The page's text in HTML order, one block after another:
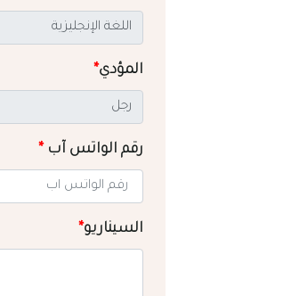
المؤدي*
رقم الواتس آب*
السيناريو*